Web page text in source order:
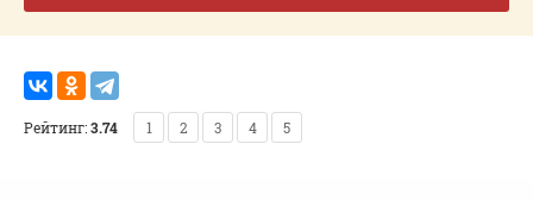
Рейтинг:3.74 1 2 3 4 5